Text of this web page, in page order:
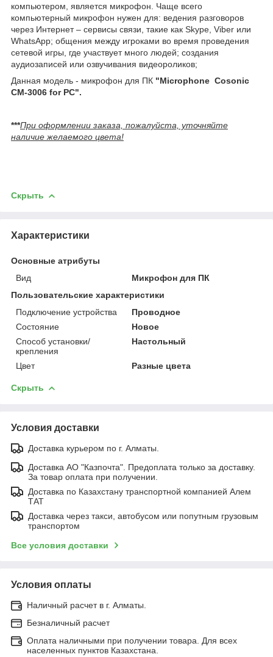
компьютером, является микрофон. Чаще всего
компьютерный микрофон нужен для: ведения разговоров
через Интернет – сервисы связи, такие как Skype, Viber или
WhatsApp; общения между игроками во время проведения
сетевой игры, где участвует много людей; создания
аудиозаписей или озвучивания видеороликов;
Данная модель - микрофон для ПК "Microphone Cosonic
CM-3006 for PC".
***При оформлении заказа, пожалуйста, уточняйте
наличие желаемого цвета!
Скрыть
Характеристики
Основные атрибуты
Вид
Микрофон для ПК
Пользовательские характеристики
Подключение устройства
Проводное
Состояние
Новое
Способ установки/
крепления
Настольный
Цвет Разные цвета
Скрыть
Условия доставки
Доставка курьером по г. Алматы.
Доставка АО "Казпочта". Предоплата только за доставку.
За товар оплата при получении.
Доставка по Казахстану транспортной компанией Алем
ТАТ
Доставка через такси, автобусом или попутным грузовым
транспортом
Все условия доставки
Условия оплаты
Наличный расчет в г. Алматы.
Безналичный расчет
Оплата наличными при получении товара. Для всех
населенных пунктов Казахстана.